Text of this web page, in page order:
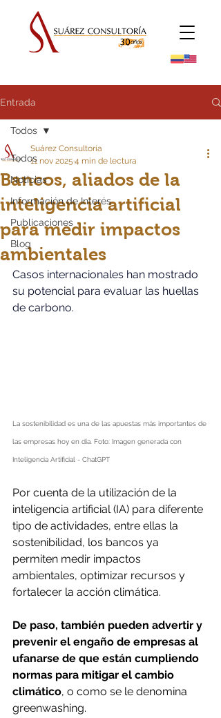
Entrada
Todos
Noticias
Información de Interés
Publicaciones
Blog
Todos
Bancos, aliados de la
inteligencia artificial
para medir impactos
ambientales
Suárez Consultoría
11 nov 2025 4 min de lectura
Casos internacionales han mostrado
su potencial para evaluar las huellas
de carbono.
La sostenibilidad es una de las apuestas más importantes de
las empresas hoy en día. Foto: Imagen generada con
Inteligencia Artificial - ChatGPT
Por cuenta de la utilización de la
inteligencia artificial (IA) para diferente
tipo de actividades, entre ellas la
sostenibilidad, los bancos ya
permiten medir impactos
ambientales, optimizar recursos y
fortalecer la acción climática.
De paso, también pueden advertir y
prevenir el engaño de empresas al
ufanarse de que están cumpliendo
normas para mitigar el cambio
climático, o como se le denomina
greenwashing.